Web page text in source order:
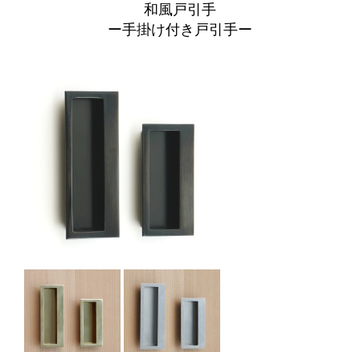
和風戸引手
ー手掛け付き戸引手ー